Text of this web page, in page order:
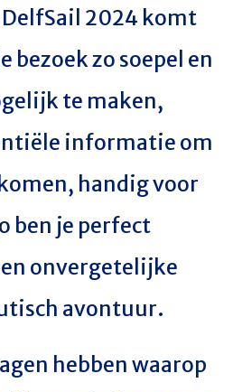
2024 komt
bezoek zo soepel en
te maken,
informatie om
handig voor
ben je perfect
onvergetelijke
avontuur.
hebben waarop